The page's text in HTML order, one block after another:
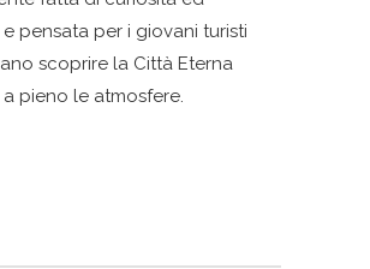
pensata per i giovani turisti
scoprire la Città Eterna
pieno le atmosfere.